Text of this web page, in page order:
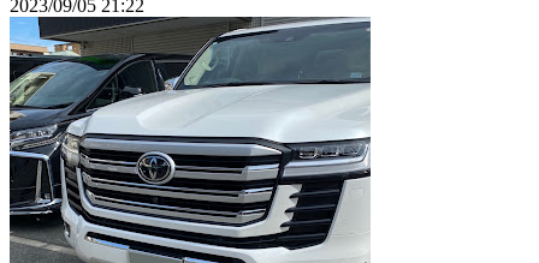
2023/09/05 21:22